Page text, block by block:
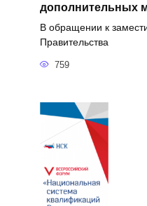
дополнительных
В обращении к
Правительства
759